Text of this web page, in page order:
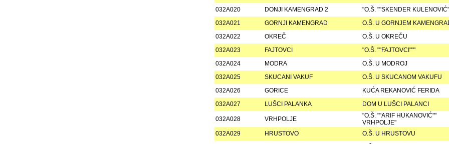
032A020
DONJI KAMENGRAD 2
"O.Š. ""SKENDER
032A021
GORNJI KAMENGRAD
O.Š. U GORNJEM
032A022
OKREČ
O.Š. U OKREČU
032A023
FAJTOVCI
"O.Š. ""FAJTOVCI"""
032A024
MODRA
O.Š. U MODROJ
032A025
SKUCANI VAKUF
O.Š. U SKUCANOM VAKUFU
032A026
GORICE
KUĆA REKANOVIĆ FERIDA
032A027
LUŠCI PALANKA DOM U LUŠCI PALANCI
032A028 VRHPOLJE
"O.Š. ""ARIF HUKANOVIĆ""
VRHPOLJE"
032A029
HRUSTOVO
O.Š. U HRUSTOVU